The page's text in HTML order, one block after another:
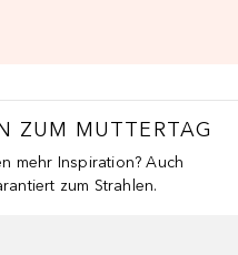
ZUM MUTTERTAG
mehr Inspiration? Auch
zum Strahlen.